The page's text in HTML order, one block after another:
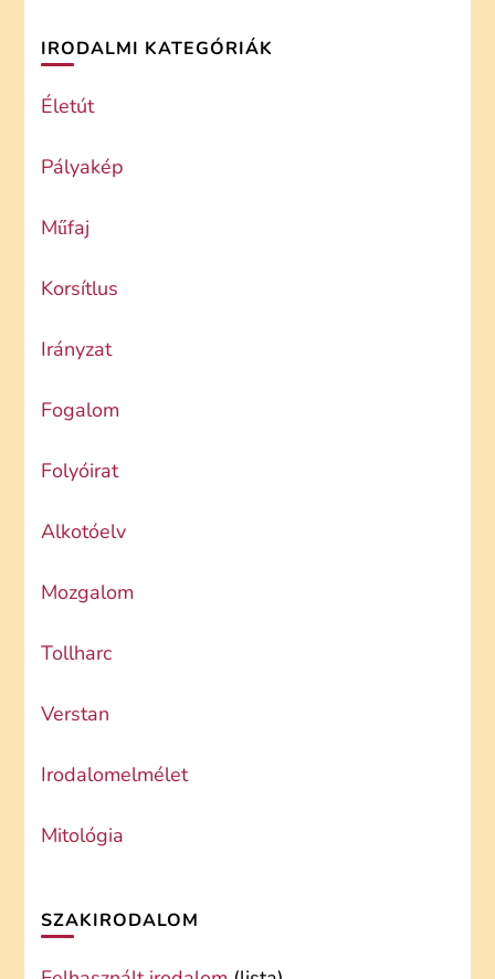
IRODALMI KATEGÓRIÁK
Életút
Pályakép
Műfaj
Korsítlus
Irányzat
Fogalom
Folyóirat
Alkotóelv
Mozgalom
Tollharc
Verstan
Irodalomelmélet
Mitológia
SZAKIRODALOM